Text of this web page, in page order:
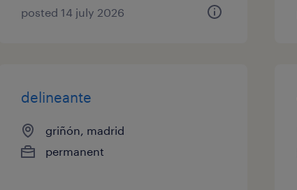
posted 14 july 2026
delineante
griñón, madrid
permanent